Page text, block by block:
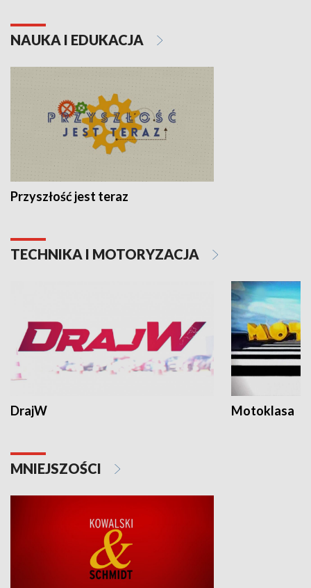
NAUKA I EDUKACJA
Przyszłość jest teraz
TECHNIKA I MOTORYZACJA
DrajW Motoklasa
MNIEJSZOŚCI